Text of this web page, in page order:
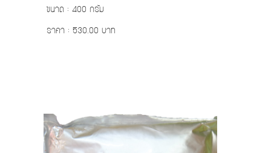
ขนาด : 400 กรัม
ราคา : 530.00 บาท